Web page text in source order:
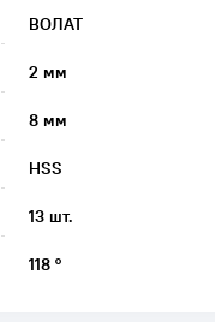
ВОЛАТ
2 мм
8 мм
HSS
13 шт.
118 °